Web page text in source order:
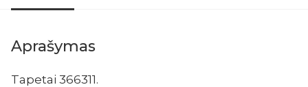
Aprašymas
Tapetai 366311.